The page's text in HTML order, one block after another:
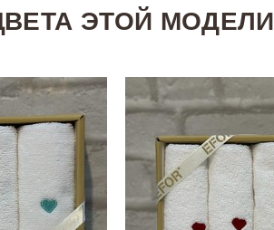
ЭТОЙ МОДЕЛИ